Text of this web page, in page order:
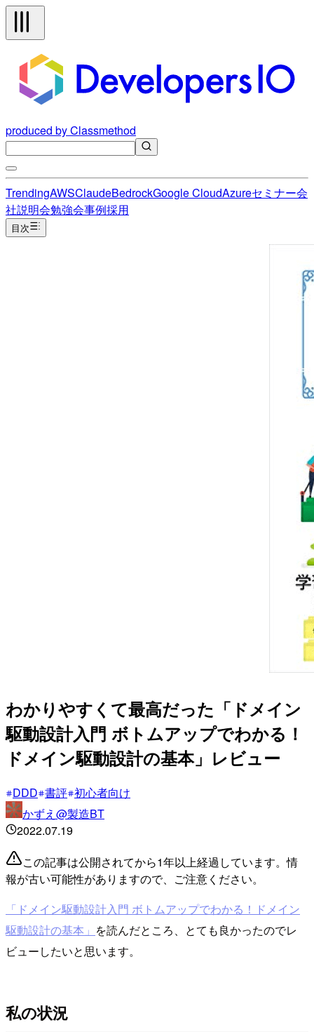
produced by Classmethod
TrendingAWSClaudeBedrockGoogle CloudAzureセミナー会
社説明会勉強会事例採用
目次
わかりやすくて最高だった「ドメイン
駆動設計入門 ボトムアップでわかる！
ドメイン駆動設計の基本」レビュー
DDD 書評 初心者向け
かずえ@製造BT
2022.07.19
この記事は公開されてから1年以上経過しています。情
報が古い可能性がありますので、ご注意ください。
「ドメイン駆動設計入門 ボトムアップでわかる！ドメイン
駆動設計の基本」 を読んだところ、とても良かったのでレ
ビューしたいと思います。
私の状況